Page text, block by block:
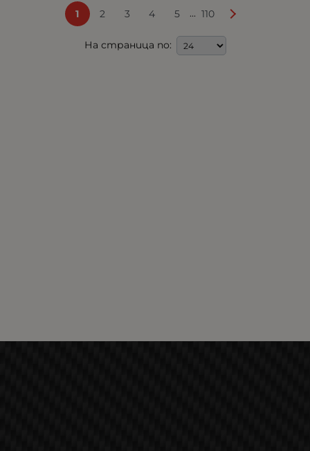
1 2 3 4 5 ... 110
На страница по: